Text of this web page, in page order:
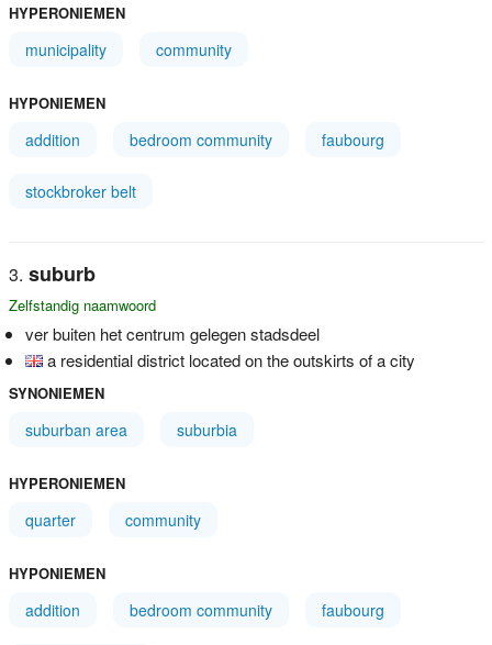
HYPERONIEMEN
municipality community
HYPONIEMEN
addition bedroom community faubourg
stockbroker belt
suburb
Zelfstandig naamwoord
ver buiten het centrum gelegen stadsdeel
a residential district located on the outskirts of a city
SYNONIEMEN
suburban area suburbia
HYPERONIEMEN
quarter community
HYPONIEMEN
addition bedroom community faubourg